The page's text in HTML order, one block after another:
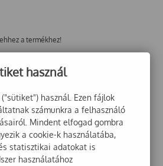
a termékhez!
használ
használ. Ezen fájlok
számunkra a felhasználó
Mindent elfogad gombra
a cookie-k használatába,
statisztikai adatokat is
használatához